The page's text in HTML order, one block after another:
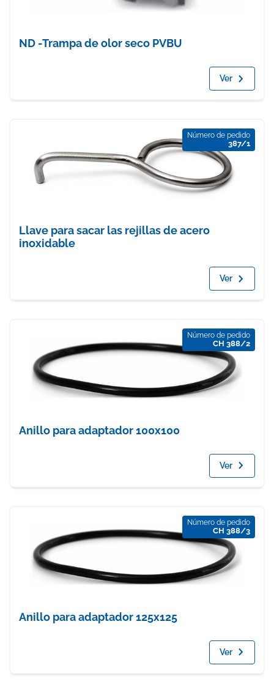
ND -Trampa de olor seco PVBU
Ver
Número de pedido
387/1
Llave para sacar las rejillas de acero
inoxidable
Ver
Número de pedido
CH 388/2
Anillo para adaptador 100x100
Ver
Número de pedido
CH 388/3
Anillo para adaptador 125x125
Ver